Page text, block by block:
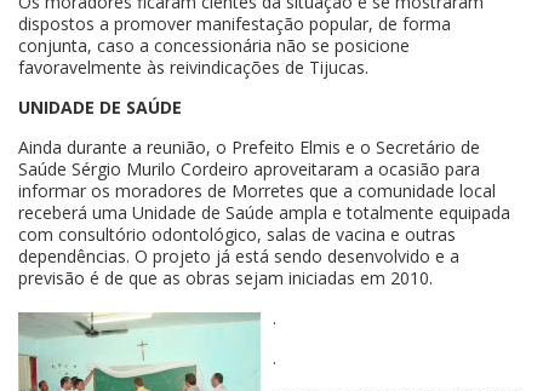
dispostos a promover manifestação popular, de forma
conjunta, caso a concessionária não se posicione
favoravelmente às reivindicações de Tijucas.
UNIDADE DE SAÚDE
Ainda durante a reunião, o Prefeito Elmis e o Secretário de
Saúde Sérgio Murilo Cordeiro aproveitaram a ocasião para
informar os moradores de Morretes que a comunidade local
receberá uma Unidade de Saúde ampla e totalmente equipada
com consultório odontológico, salas de vacina e outras
dependências. O projeto já está sendo desenvolvido e a
previsão é de que as obras sejam iniciadas em 2010.
.
.